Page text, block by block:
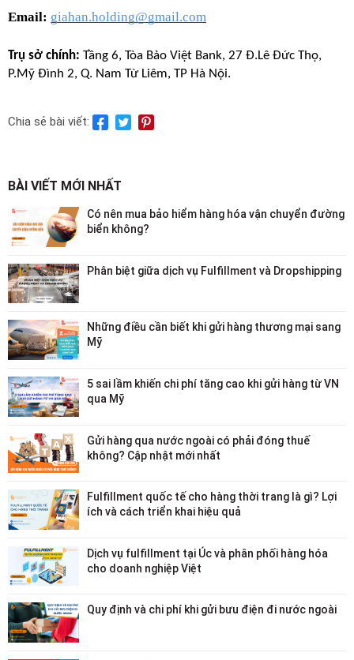
Email: giahan.holding@gmail.com
Trụ sở chính: Tầng 6, Tòa Bảo Việt Bank, 27 Đ.Lê Đức Thọ,
P.Mỹ Đình 2, Q. Nam Từ Liêm, TP Hà Nội.
Chia sẻ bài viết:
BÀI VIẾT MỚI NHẤT
Có nên mua bảo hiểm hàng hóa vận chuyển đường
biển không?
Phân biệt giữa dịch vụ Fulfillment và Dropshipping
Những điều cần biết khi gửi hàng thương mại sang
Mỹ
5 sai lầm khiến chi phí tăng cao khi gửi hàng từ VN
qua Mỹ
Gửi hàng qua nước ngoài có phải đóng thuế
không? Cập nhật mới nhất
Fulfillment quốc tế cho hàng thời trang là gì? Lợi
ích và cách triển khai hiệu quả
Dịch vụ fulfillment tại Úc và phân phối hàng hóa
cho doanh nghiệp Việt
Quy định và chi phí khi gửi bưu điện đi nước ngoài